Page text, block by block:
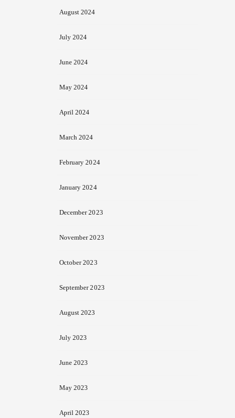
August 2024
July 2024
June 2024
May 2024
April 2024
March 2024
February 2024
January 2024
December 2023
November 2023
October 2023
September 2023
August 2023
July 2023
June 2023
May 2023
April 2023